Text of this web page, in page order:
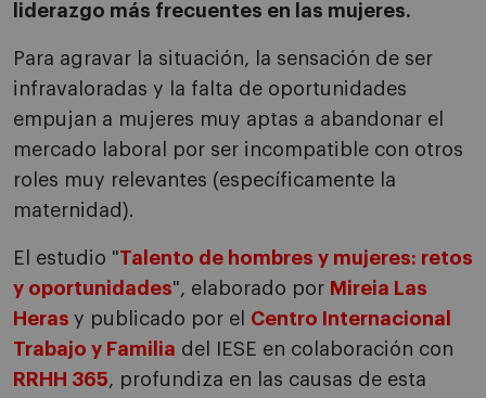
liderazgo más frecuentes en las mujeres.
Para agravar la situación, la sensación de ser
infravaloradas y la falta de oportunidades
empujan a mujeres muy aptas a abandonar el
mercado laboral por ser incompatible con otros
roles muy relevantes (específicamente la
maternidad).
El estudio "Talento de hombres y mujeres: retos
y oportunidades", elaborado por Mireia Las
Heras y publicado por el Centro Internacional
Trabajo y Familia del IESE en colaboración con
RRHH 365, profundiza en las causas de esta